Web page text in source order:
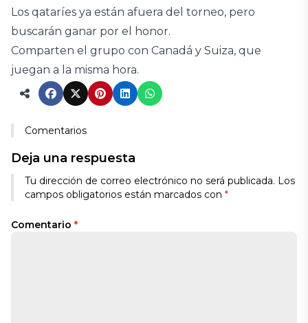
Los qataríes ya están afuera del torneo, pero
buscarán ganar por el honor.
Comparten el grupo con Canadá y Suiza, que
juegan a la misma hora.
Comentarios
Deja una respuesta
Tu dirección de correo electrónico no será publicada. Los
campos obligatorios están marcados con *
Comentario *